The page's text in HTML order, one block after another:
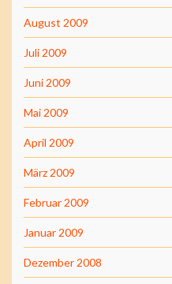
August 2009
Juli 2009
Juni 2009
Mai 2009
April 2009
März 2009
Februar 2009
Januar 2009
Dezember 2008